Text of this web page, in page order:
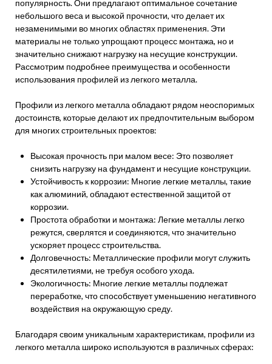
популярность. Они предлагают оптимальное сочетание
небольшого веса и высокой прочности, что делает их
незаменимыми во многих областях применения. Эти
материалы не только упрощают процесс монтажа, но и
значительно снижают нагрузку на несущие конструкции.
Рассмотрим подробнее преимущества и особенности
использования профилей из легкого металла.
Профили из легкого металла обладают рядом неоспоримых
достоинств, которые делают их предпочтительным выбором
для многих строительных проектов:
Высокая прочность при малом весе: Это позволяет
снизить нагрузку на фундамент и несущие конструкции.
Устойчивость к коррозии: Многие легкие металлы, такие
как алюминий, обладают естественной защитой от
коррозии.
Простота обработки и монтажа: Легкие металлы легко
режутся, сверлятся и соединяются, что значительно
ускоряет процесс строительства.
Долговечность: Металлические профили могут служить
десятилетиями, не требуя особого ухода.
Экологичность: Многие легкие металлы подлежат
переработке, что способствует уменьшению негативного
воздействия на окружающую среду.
Благодаря своим уникальным характеристикам, профили из
легкого металла широко используются в различных сферах: